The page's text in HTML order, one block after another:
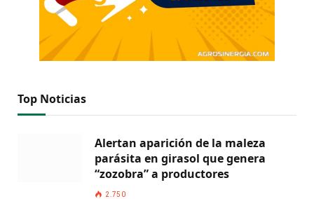
Top Noticias
Alertan aparición de la maleza
parásita en girasol que genera
“zozobra” a productores
2.750